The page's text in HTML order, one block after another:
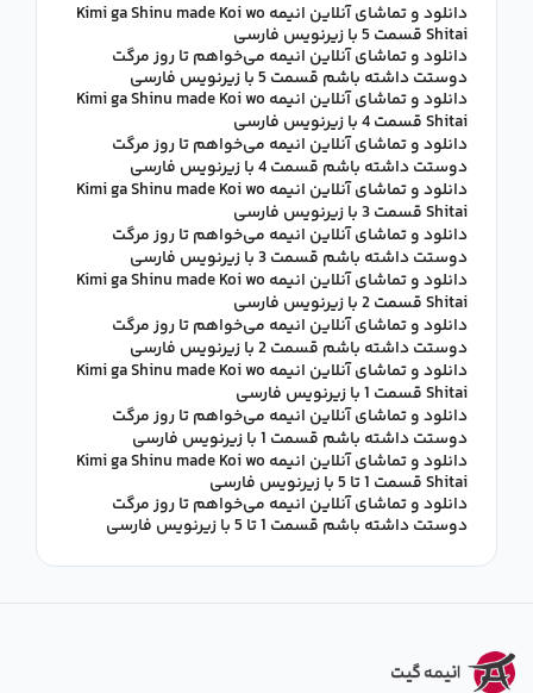
دانلود و تماشای آنلاین انیمه Kimi ga Shinu made Koi wo
Shitai قسمت 5 با زیرنویس فارسی
دانلود و تماشای آنلاین انیمه می‌خواهم تا روز مرگت
دوستت داشته باشم قسمت 5 با زیرنویس فارسی
دانلود و تماشای آنلاین انیمه Kimi ga Shinu made Koi wo
Shitai قسمت 4 با زیرنویس فارسی
دانلود و تماشای آنلاین انیمه می‌خواهم تا روز مرگت
دوستت داشته باشم قسمت 4 با زیرنویس فارسی
دانلود و تماشای آنلاین انیمه Kimi ga Shinu made Koi wo
Shitai قسمت 3 با زیرنویس فارسی
دانلود و تماشای آنلاین انیمه می‌خواهم تا روز مرگت
دوستت داشته باشم قسمت 3 با زیرنویس فارسی
دانلود و تماشای آنلاین انیمه Kimi ga Shinu made Koi wo
Shitai قسمت 2 با زیرنویس فارسی
دانلود و تماشای آنلاین انیمه می‌خواهم تا روز مرگت
دوستت داشته باشم قسمت 2 با زیرنویس فارسی
دانلود و تماشای آنلاین انیمه Kimi ga Shinu made Koi wo
Shitai قسمت 1 با زیرنویس فارسی
دانلود و تماشای آنلاین انیمه می‌خواهم تا روز مرگت
دوستت داشته باشم قسمت 1 با زیرنویس فارسی
دانلود و تماشای آنلاین انیمه Kimi ga Shinu made Koi wo
Shitai قسمت 1 تا 5 با زیرنویس فارسی
دانلود و تماشای آنلاین انیمه می‌خواهم تا روز مرگت
دوستت داشته باشم قسمت 1 تا 5 با زیرنویس فارسی